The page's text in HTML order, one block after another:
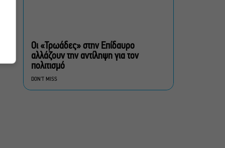
Χριστίνας Κυριαζίδη στο
Δημοτικό Θέατρο Πειραιά
Σπηλιόπουλου στην
Οι «Τρωάδες» στην Επίδαυρο
αλλάζουν την αντίληψη για τον
πολιτισμό
DON'T MISS